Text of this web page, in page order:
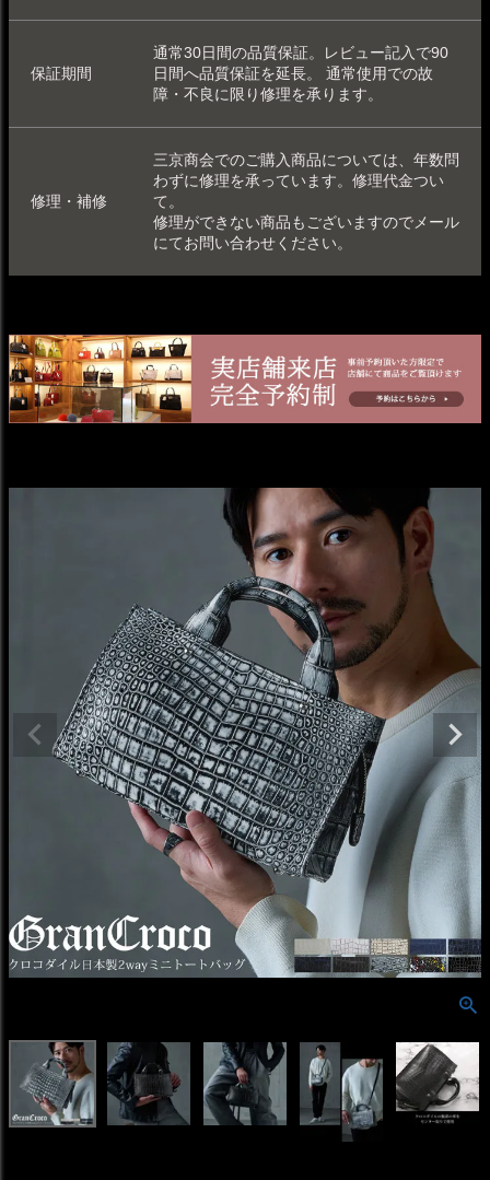
保証期間
通常30日間の品質保証。レビュー記入で90
日間へ品質保証を延長。 通常使用での故
障・不良に限り修理を承ります。
修理・補修
三京商会でのご購入商品については、年数問
わずに修理を承っています。 修理代金つい
て 。
修理ができない商品もございますのでメール
にてお問い合わせください。